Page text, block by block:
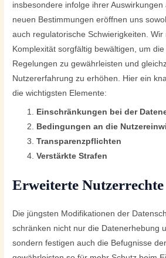
insbesondere infolge ihrer
neuen Bestimmungen eröffnen uns
auch regulatorische Schwierigkeiten. Wir
Komplexität sorgfältig bewältigen, um
Regelungen zu gewährleisten und
Nutzererfahrung zu erhöhen. Hier ein
die wichtigsten Elemente:
Einschränkungen bei der
Bedingungen an die
Transparenzpflichten
Verstärkte Strafen
Erweiterte Nutzerrechte
Die jüngsten Modifikationen der
schränken nicht nur die Datenerhebung
sondern festigen auch die Befugnisse